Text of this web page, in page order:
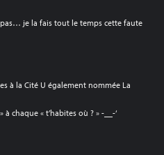
je la fais tout le temps cette faute
à la Cité U également nommée La
chaque « t’habites où ? » -__-‘